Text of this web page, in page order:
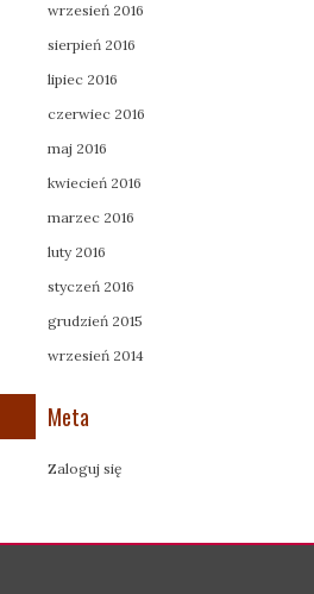
wrzesień 2016
sierpień 2016
lipiec 2016
czerwiec 2016
maj 2016
kwiecień 2016
marzec 2016
luty 2016
styczeń 2016
grudzień 2015
wrzesień 2014
Meta
Zaloguj się